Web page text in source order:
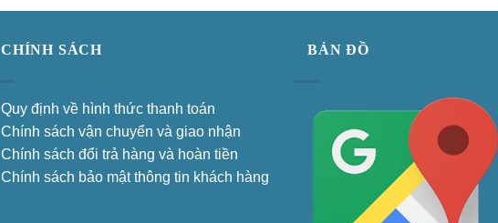
CHÍNH SÁCH
Quy định về hình thức thanh toán
Chính sách vận chuyển và giao nhận
Chính sách đổi trả hàng và hoàn tiền
Chính sách bảo mật thông tin khách hàng
BẢN ĐỒ